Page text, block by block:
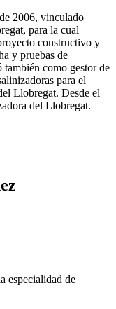
2006, vinculado
para la cual
constructivo y
y pruebas de
como gestor de
para el
Llobregat. Desde el
del Llobregat.
especialidad de